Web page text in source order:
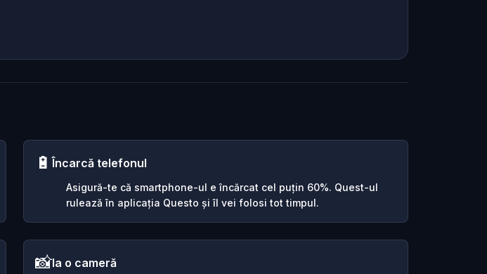
🔋Încarcă telefonul
Asigură-te că smartphone-ul e încărcat cel puțin 60%. Quest-ul
rulează în aplicația Questo și îl vei folosi tot timpul.
📸Ia o cameră